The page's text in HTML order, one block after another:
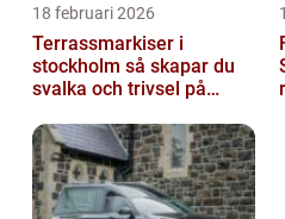
18 februari 2026
Terrassmarkiser i
stockholm så skapar du
svalka och trivsel på